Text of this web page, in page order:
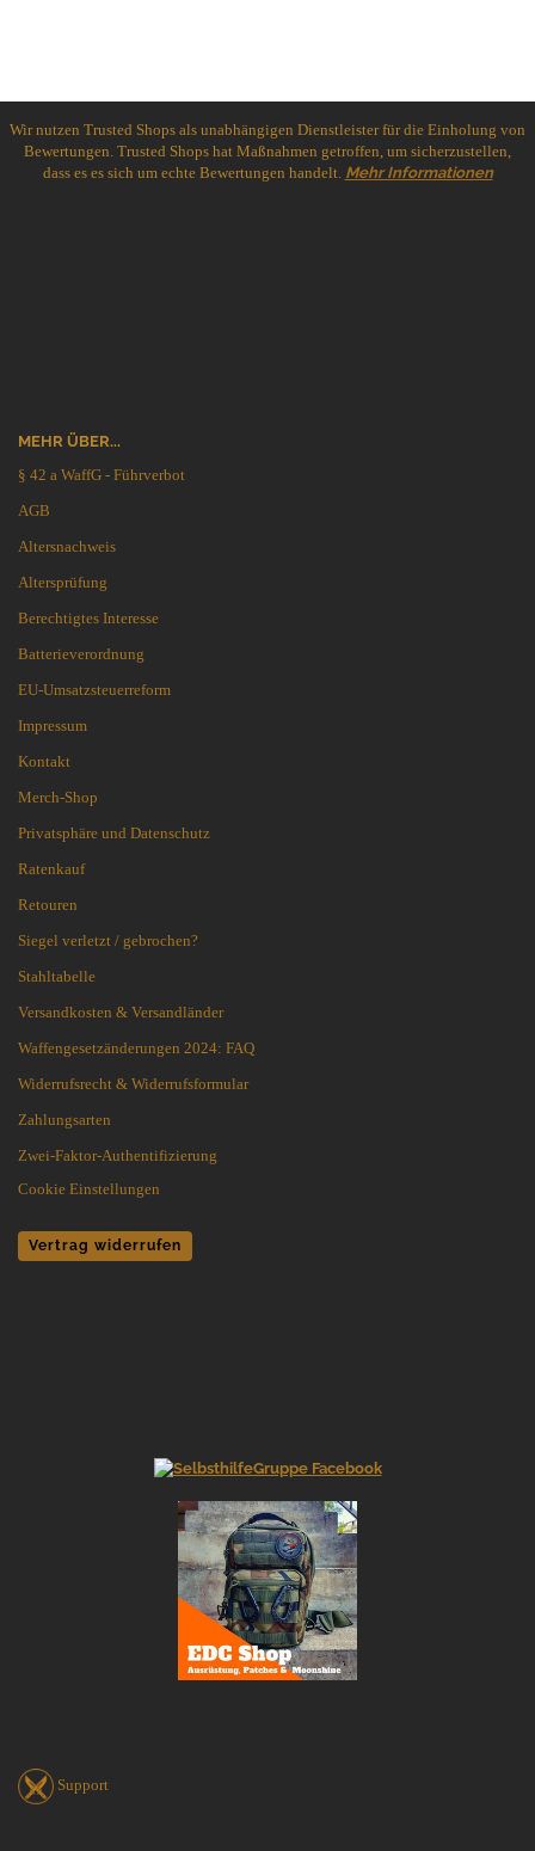
Wir nutzen Trusted Shops als unabhängigen Dienstleister für die Einholung von
Bewertungen. Trusted Shops hat Maßnahmen getroffen, um sicherzustellen,
dass es es sich um echte Bewertungen handelt. Mehr Informationen
MEHR ÜBER...
§ 42 a WaffG - Führverbot
AGB
Altersnachweis
Altersprüfung
Berechtigtes Interesse
Batterieverordnung
EU-Umsatzsteuerreform
Impressum
Kontakt
Merch-Shop
Privatsphäre und Datenschutz
Ratenkauf
Retouren
Siegel verletzt / gebrochen?
Stahltabelle
Versandkosten & Versandländer
Waffengesetzänderungen 2024: FAQ
Widerrufsrecht & Widerrufsformular
Zahlungsarten
Zwei-Faktor-Authentifizierung
Cookie Einstellungen
Vertrag widerrufen
Support